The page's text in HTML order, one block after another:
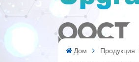
Дом Продукция